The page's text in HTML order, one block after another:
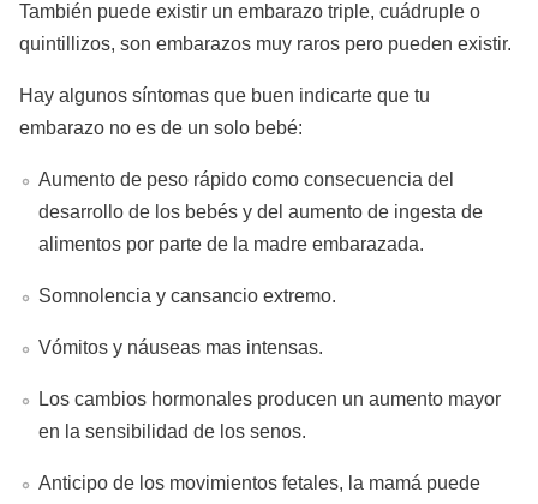
También puede existir un embarazo triple, cuádruple o
quintillizos, son embarazos muy raros pero pueden existir.
Hay algunos síntomas que buen indicarte que tu
embarazo no es de un solo bebé:
Aumento de peso rápido como consecuencia del
desarrollo de los bebés y del aumento de ingesta de
alimentos por parte de la madre embarazada.
Somnolencia y cansancio extremo.
Vómitos y náuseas mas intensas.
Los cambios hormonales producen un aumento mayor
en la sensibilidad de los senos.
Anticipo de los movimientos fetales, la mamá puede